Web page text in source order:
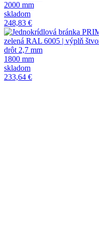
2000 mm
skladom
248,83 €
1800 mm
skladom
233,64 €